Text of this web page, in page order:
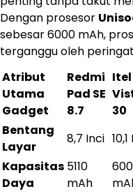
Dengan prosesor
sebesar 6000 mAh,
terganggu oleh
Atribut
Utama
Gadget
Redmi
Pad SE
8.7
Itel
30
Bentang
Layar
8,7 Inci
Kapasitas
Daya
5110
mAh